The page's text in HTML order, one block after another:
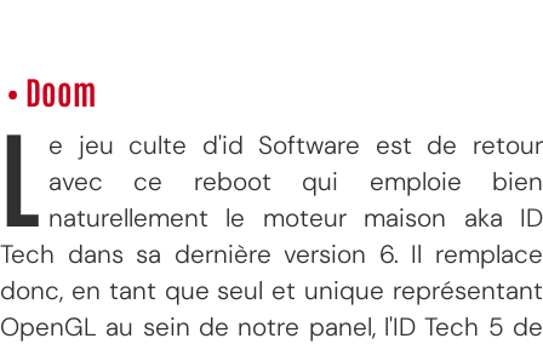
• Doom
L
e jeu culte d'id Software est de retour
avec ce reboot qui emploie bien
naturellement le moteur maison aka ID
Tech dans sa dernière version 6. Il remplace
donc, en tant que seul et unique représentant
OpenGL au sein de notre panel, l'ID Tech 5 de